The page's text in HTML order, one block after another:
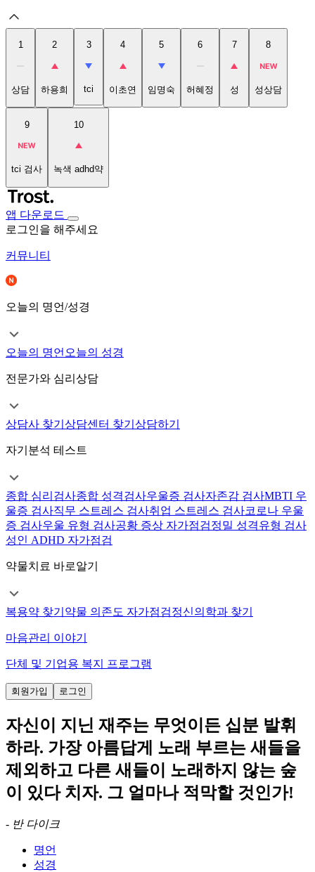
1
상담
2
하용희
3
tci
4
이초연
5
임명숙
6
허혜정
7
성
8
성상담
9
tci 검사
10
녹색 adhd약
앱 다운로드
로그인을 해주세요
커뮤니티
오늘의 명언/성경
오늘의 명언 오늘의 성경
전문가와 심리상담
상담사 찾기 상담센터 찾기 상담하기
자기분석 테스트
종합 심리검사종합 성격검사우울증 검사자존감 검사MBTI 우
울증 검사직무 스트레스 검사취업 스트레스 검사코로나 우울
증 검사우울 유형 검사공황 증상 자가점검정밀 성격유형 검사
성인 ADHD 자가점검
약물치료 바로알기
복용약 찾기 약물 의존도 자가점검정신의학과 찾기
마음관리 이야기
단체 및 기업용 복지 프로그램
회원가입 로그인
자신이 지닌 재주는 무엇이든 십분 발휘
하라. 가장 아름답게 노래 부르는 새들을
제외하고 다른 새들이 노래하지 않는 숲
이 있다 치자. 그 얼마나 적막할 것인가!
- 반 다이크
명언
성경